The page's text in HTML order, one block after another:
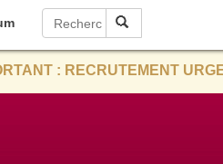
: RECRUTEMENT